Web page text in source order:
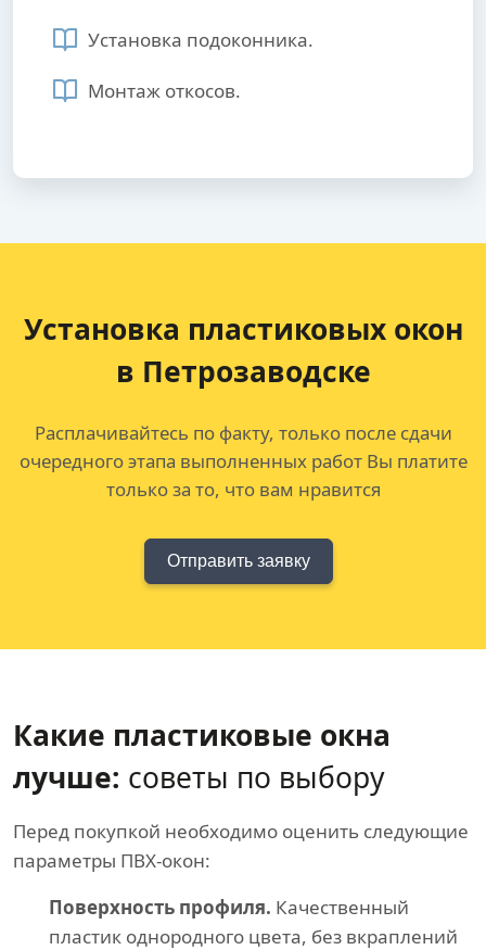
Установка подоконника.
Монтаж откосов.
Установка пластиковых окон
в Петрозаводске
Расплачивайтесь по факту, только после сдачи
очередного этапа выполненных работ Вы платите
только за то, что вам нравится
Отправить заявку
Какие пластиковые окна
лучше: советы по выбору
Перед покупкой необходимо оценить следующие
параметры ПВХ-окон:
Поверхность профиля. Качественный
пластик однородного цвета, без вкраплений